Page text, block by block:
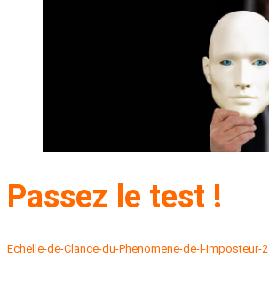
Passez le test !
Echelle-de-Clance-du-Phenomene-de-l-Imposteur-2